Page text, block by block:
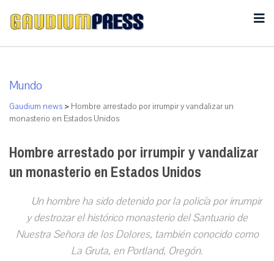
Mundo
Gaudium news > Hombre arrestado por irrumpir y vandalizar un
monasterio en Estados Unidos
Hombre arrestado por irrumpir y vandalizar
un monasterio en Estados Unidos
Un hombre ha sido detenido por la policía por irrumpir
y destrozar el histórico monasterio del Santuario de
Nuestra Señora de los Dolores, también conocido como
La Gruta, en Portland, Oregón.